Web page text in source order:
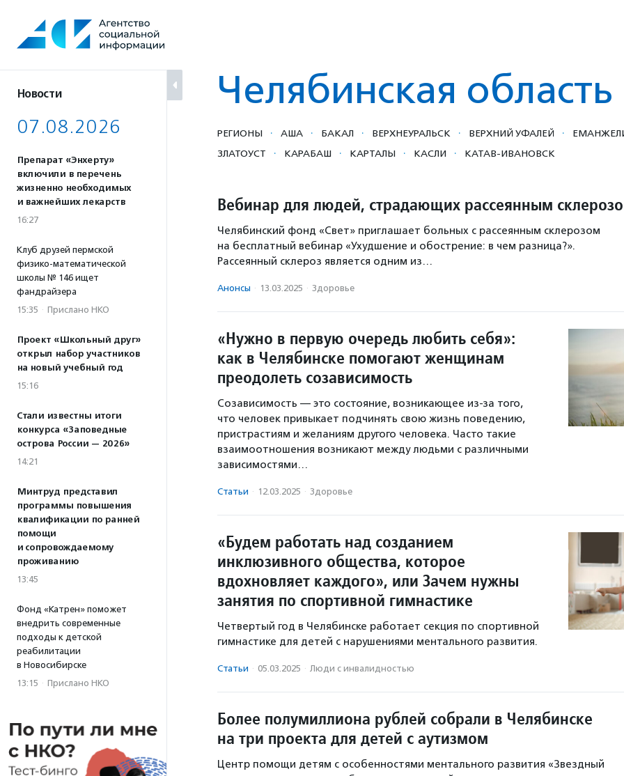
содержанию
Новости
07.08.2026
Препарат «Энхерту»
включили в перечень
жизненно необходимых
и важнейших лекарств
16:27
Клуб друзей пермской
физико-математической
школы № 146 ищет
фандрайзера
15:35 · Прислано НКО
Проект «Школьный друг»
открыл набор участников
на новый учебный год
15:16
Стали известны итоги
конкурса «Заповедные
острова России — 2026»
14:21
Минтруд представил
программы повышения
квалификации по ранней
помощи
и сопровождаемому
проживанию
13:45
Фонд «Катрен» поможет
внедрить современные
подходы к детской
реабилитации
в Новосибирске
13:15 · Прислано НКО
Челябинская область
РЕГИОНЫ · АША · БАКАЛ · ВЕРХНЕУРАЛЬСК · ВЕРХНИЙ УФАЛЕЙ ·
ЗЛАТОУСТ
· КАРАБАШ · КАРТАЛЫ · КАСЛИ · КАТАВ-ИВАНОВСК
Вебинар для людей, страдающих рассеянным
Челябинский фонд «Свет» приглашает больных с рассеянным склерозом
на бесплатный вебинар «Ухудшение и обострение: в чем разница?».
Рассеянный склероз является одним из…
Анонсы · 13.03.2025 · Здоровье
«Нужно в первую очередь любить себя»:
как в Челябинске помогают женщинам
преодолеть созависимость
Созависимость — это состояние, возникающее из-за того,
что человек привыкает подчинять свою жизнь поведению,
пристрастиям и желаниям другого человека. Часто такие
взаимоотношения возникают между людьми с различными
зависимостями…
Статьи · 12.03.2025 · Здоровье
«Будем работать над созданием
инклюзивного общества, которое
вдохновляет каждого», или Зачем нужны
занятия по спортивной гимнастике
Четвертый год в Челябинске работает секция по спортивной
гимнастике для детей с нарушениями ментального развития.
Статьи · 05.03.2025 · Люди с инвалидностью
Более полумиллиона рублей собрали в Челябинске
на три проекта для детей с аутизмом
Центр помощи детям с особенностями ментального развития «Звездный